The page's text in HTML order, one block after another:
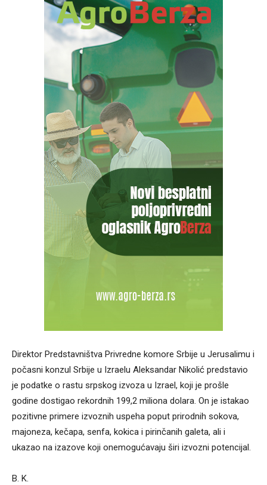
Direktor Predstavništva Privredne komore Srbije u Jerusalimu i
počasni konzul Srbije u Izraelu Aleksandar Nikolić predstavio
je podatke o rastu srpskog izvoza u Izrael, koji je prošle
godine dostigao rekordnih 199,2 miliona dolara. On je istakao
pozitivne primere izvoznih uspeha poput prirodnih sokova,
majoneza, kečapa, senfa, kokica i pirinčanih galeta, ali i
ukazao na izazove koji onemogućavaju širi izvozni potencijal.
B. K.